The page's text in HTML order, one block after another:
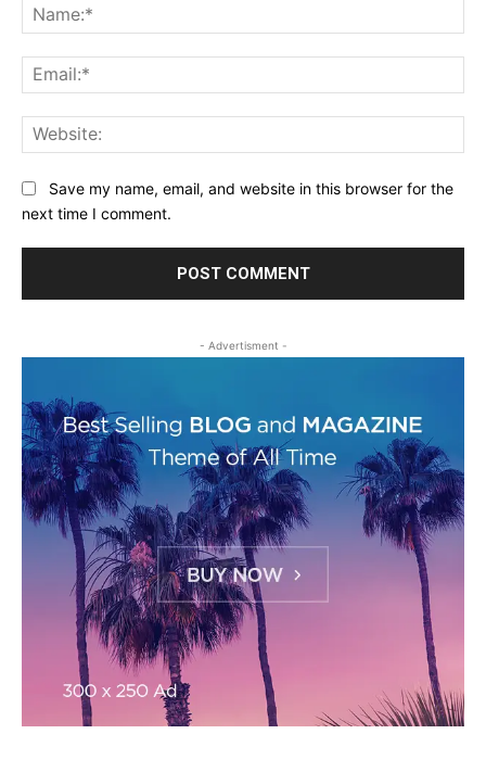
Save my name, email, and website in this browser for the
next time I comment.
- Advertisment -